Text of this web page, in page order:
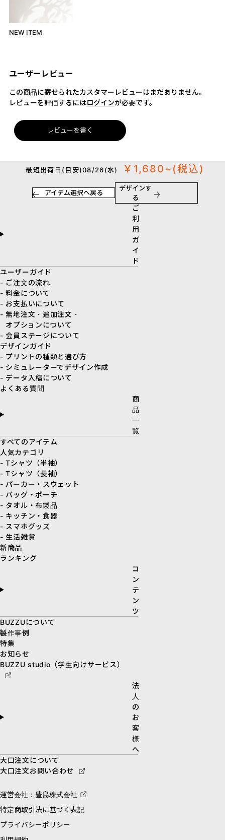
NEW ITEM
ユーザーレビュー
この商品に寄せられたカスタマーレビューはまだありません。
レビューを評価するにはログインが必要です。
レビューを書く
最短出荷日(目安)08/26(水) ￥1,680~ (税込)
アイテム選択へ戻る
デザインす
る
ご
利
用
ガ
イ
ド
ユーザーガイド
- ご注文の流れ
- 料金について
- お支払いについて
- 無地注文・追加注文・
オプションについて
- 会員ステージについて
デザインガイド
- プリントの種類と選び方
- シミュレーターでデザイン作成
- データ入稿について
よくある質問
商
品
一
覧
すべてのアイテム
人気カテゴリ
- Tシャツ（半袖）
- Tシャツ（長袖）
- パーカー・スウェット
- バッグ・ポーチ
- タオル・布製品
- キッチン・食器
- スマホグッズ
- 生活雑貨
新商品
ランキング
コ
ン
テ
ン
ツ
BUZZUについて
製作事例
特集
お知らせ
BUZZU studio（学生向けサービス）
法
人
の
お
客
様
へ
大口注文について
大口注文お問い合わせ
運営会社：豊島株式会社
特定商取引法に基づく表記
プライバシーポリシー